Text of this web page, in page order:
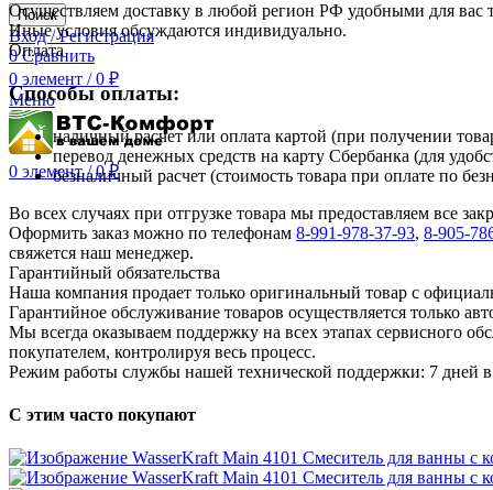
Поиск
Вход / Регистрация
0 Сравнить
0 элемент / 0 ₽
Меню
0 элемент / 0₽
Осуществляем доставку в любой регион РФ удобными для
Иные условия обсуждаются индивидуально.
Оплата
Способы оплаты:
наличный расчет или оплата картой (при получении
перевод денежных средств на карту Сбербанка (для
безналичный расчет (стоимость товара при оплате по
Во всех случаях при отгрузке товара мы предоставляем все
Оформить заказ можно по телефонам 8-991-978-37-93, 8-905-
свяжется наш менеджер.
Гарантийный обязательства
Наша компания продает только оригинальный товар с
Гарантийное обслуживание товаров осуществляется только
Мы всегда оказываем поддержку на всех этапах сервисного
покупателем, контролируя весь процесс.
Режим работы службы нашей технической поддержки: 7 дней
С этим часто покупают